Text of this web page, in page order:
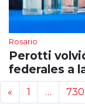
Rosario
Perotti
federales a
« 1 … 730